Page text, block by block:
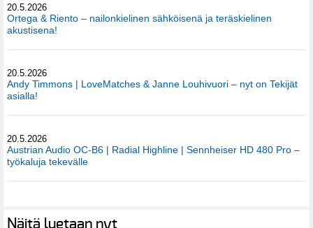
20.5.2026
Ortega & Riento – nailonkielinen sähköisenä ja teräskielinen
akustisena!
20.5.2026
Andy Timmons | LoveMatches & Janne Louhivuori – nyt on Tekijät
asialla!
20.5.2026
Austrian Audio OC-B6 | Radial Highline | Sennheiser HD 480 Pro –
työkaluja tekevälle
Näitä luetaan nyt